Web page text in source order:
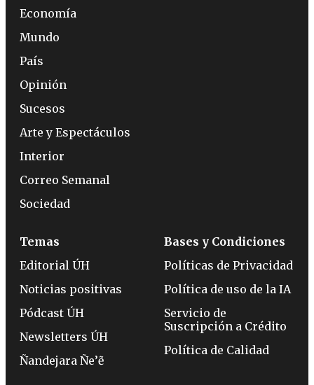
Economía
Mundo
País
Opinión
Sucesos
Arte y Espectáculos
Interior
Correo Semanal
Sociedad
Temas
Editorial ÚH
Noticias positivas
Pódcast ÚH
Newsletters ÚH
Ñandejara Ñe’ẽ
Bases y Condiciones
Políticas de Privacidad
Política de uso de la IA
Servicio de
Suscripción a Crédito
Política de Calidad